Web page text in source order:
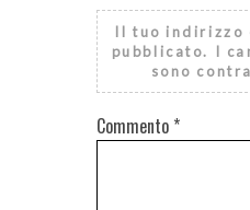
Il tuo indirizzo
pubblicato.
I
sono
Commento *